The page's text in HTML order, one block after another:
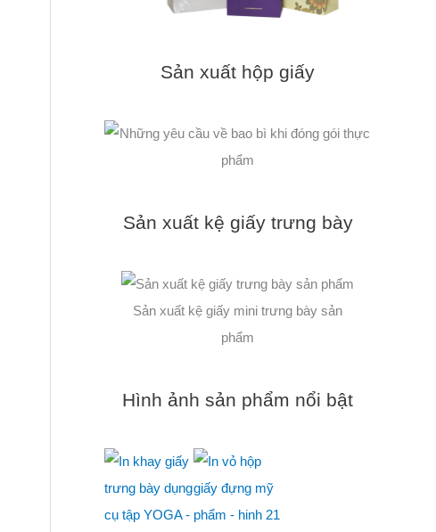
Sản xuất hộp giấy
Sản xuất kệ giấy trưng bày
Sản xuất kệ giấy mini trưng bày sản
phẩm
Hình ảnh sản phẩm nổi bật